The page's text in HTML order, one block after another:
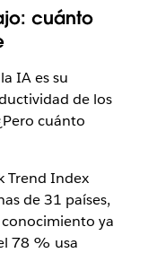
cuánto
IA es su
de los
cuánto
Trend Index
de 31 países,
ya
78 % usa